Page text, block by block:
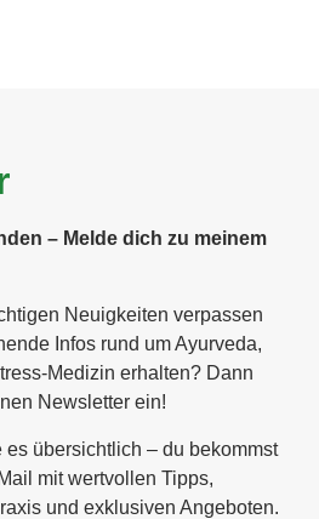
– Melde dich zu meinem
Neuigkeiten verpassen
Infos rund um Ayurveda,
Medizin erhalten? Dann
Newsletter ein!
es übersichtlich – du bekommst
mit wertvollen Tipps,
und exklusiven Angeboten.